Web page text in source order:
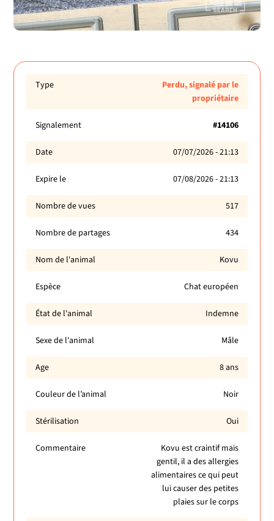
Type
Perdu, signalé par le
propriétaire
Signalement #14106
Date 07/07/2026 - 21:13
Expire le 07/08/2026 - 21:13
Nombre de vues 517
Nombre de partages 434
Nom de l'animal Kovu
Espèce Chat européen
État de l'animal Indemne
Sexe de l'animal Mâle
Age 8 ans
Couleur de l’animal Noir
Stérilisation Oui
Commentaire
Kovu est craintif mais
gentil, il a des allergies
alimentaires ce qui peut
lui causer des petites
plaies sur le corps